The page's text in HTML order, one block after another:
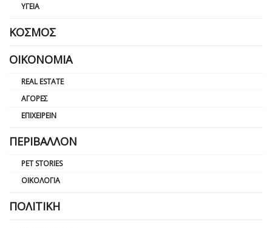
ΥΓΕΊΑ
ΚΌΣΜΟΣ
ΟΙΚΟΝΟΜΊΑ
REAL ESTATE
ΑΓΟΡΈΣ
ΕΠΙΧΕΙΡΕΊΝ
ΠΕΡΙΒΆΛΛΟΝ
PET STORIES
ΟΙΚΟΛΟΓΊΑ
ΠΟΛΙΤΙΚΉ